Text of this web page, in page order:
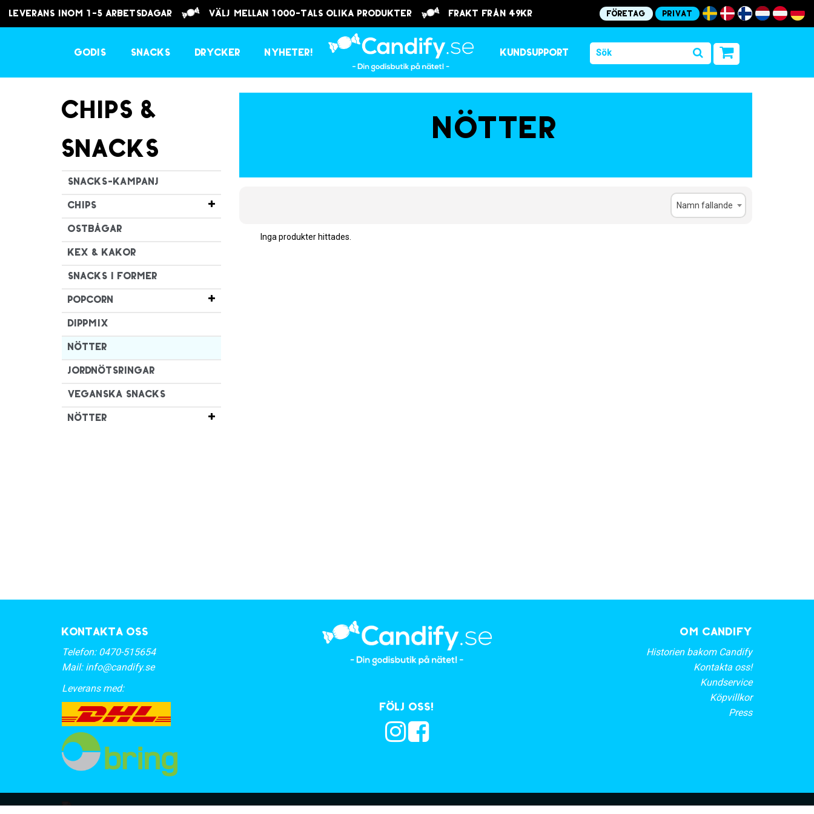
Leverans inom 1-5 arbetsdagar välj mellan 1000-tals olika produkter frakt från 49kr Företag Privat
Godis Snacks Drycker Nyheter! Kundsupport
Chips &
Snacks
Snacks-kampanj
Chips
Ostbågar
Kex & Kakor
Snacks i former
Popcorn
Dippmix
Nötter
Jordnötsringar
Veganska snacks
Nötter
Nötter
Namn fallande
Inga produkter hittades.
Kontakta oss
Telefon: 0470-515654
Mail: info@candify.se
Leverans med:
Följ oss!
OM CANDIFY
Historien bakom Candify
Kontakta oss!
Kundservice
Köpvillkor
Press